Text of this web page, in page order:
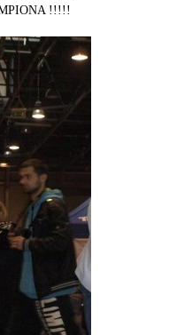
ŠAMPIONA !!!!!